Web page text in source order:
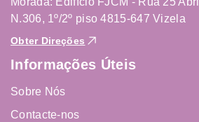
N.306, 1º/2º piso 4815-647 Vizela
Obter Direções
Informações Úteis
Sobre Nós
Contacte-nos